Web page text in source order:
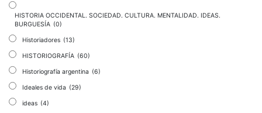
HISTORIA OCCIDENTAL. SOCIEDAD. CULTURA. MENTALIDAD. IDEAS.
BURGUESÍA (0)
Historiadores (13)
HISTORIOGRAFÍA (60)
Historiografía argentina (6)
Ideales de vida (29)
ideas (4)